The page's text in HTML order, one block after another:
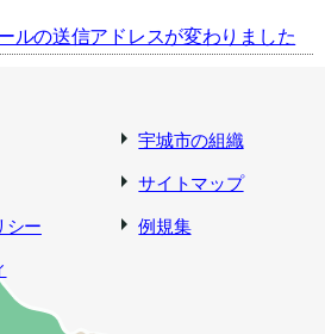
ルの送信アドレスが変わりました
宇城市の組織
サイトマップ
シー
例規集